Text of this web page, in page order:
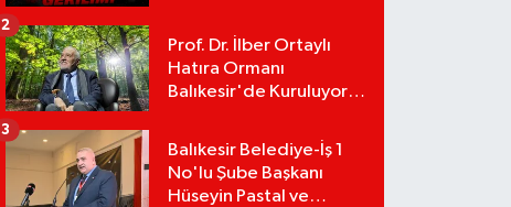
Murat Karakoyun'a Sert
Tepki!
Prof. Dr. İlber Ortaylı
Hatıra Ormanı
Balıkesir'de Kuruluyor!
Bağışlarını Başlattı!
2
Balıkesir Belediye-İş 1
No'lu Şube Başkanı
Hüseyin Pastal ve
3